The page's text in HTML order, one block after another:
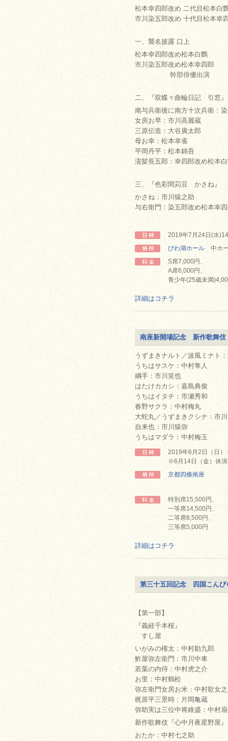
松本幸四郎改め 二代目松本白
市川染五郎改め 十代目松本幸
一、襲名披露 口上
松本幸四郎改め松本白鸚
市川染五郎改め松本幸四郎
幹部俳優出演
二、『双蝶々曲輪日記 引窓』
南与兵衛後に南方十次兵衛：
女房お早：市川高麗蔵
三原伝造：大谷廣太郎
母お幸：松本幸雀
平岡丹平：松本錦吾
濡髪長五郎：幸四郎改め松本
三、『色彩間苅豆 かさね』
かさね：市川猿之助
与右衛門：染五郎改め松本幸
2019年7月24日(水
びわ湖ホール 中ホ
S席7,000円、
A席6,000円、
青少年(25歳未満
詳細はコチラ
南座新開場記念 新作歌舞
うずまきナルト／波風ミナト
うちはサスケ：中村隼人
綱手：市川笑也
はたけカカシ：嘉島典俊
うちはイタチ：市瀬秀和
春野サクラ：中村梅丸
大蛇丸／うずまきクシナ：市
自来也：市川猿弥
うちはマダラ：中村梅玉
2019年6月2日（日）
※6月14日（金）休演
京都四條南座
特別席15,500円、
一等席14,500円、
二等席8,500円、
三等席5,000円
詳細はコチラ
第三十五回記念 四国こんぴ
【第一部】
『義経千本桜』
すし屋
いがみの権太：中村勘九郎
鮓屋弥左衛門：市川中車
若葉の内侍：中村虎之介
お里：中村鶴松
弥左衛門女房お米：中村歌女
梶原平三景時：片岡亀蔵
弥助実は三位中将維盛：中村
新作歌舞伎『心中月夜星野屋』
おたか：中村七之助